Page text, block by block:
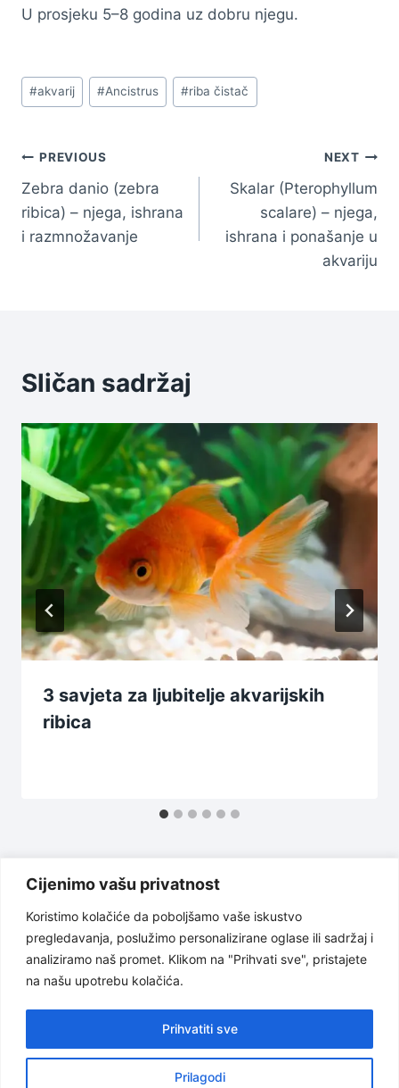
Cijenimo vašu privatnost
Koristimo kolačiće da poboljšamo vaše iskustvo
pregledavanja, poslužimo personalizirane oglase ili sadržaj i
analiziramo naš promet. Klikom na "Prihvati sve", pristajete
na našu upotrebu kolačića.
Prilagodi
Prihvatiti sve
U prosjeku 5–8 godina uz dobru njegu.
Post
Tags:
#akvarij #Ancistrus #riba čistač
Navigacija
članaka
PREVIOUS
Zebra danio (zebra
ribica) – njega, ishrana
i razmnožavanje
NEXT
Skalar (Pterophyllum
scalare) – njega,
ishrana i ponašanje u
akvariju
Sličan sadržaj
3 savjeta za ljubitelje akvarijskih
ribica
Uslovi korištenja
Politika privatnosti
O nama
Odricanje od odgovornosti